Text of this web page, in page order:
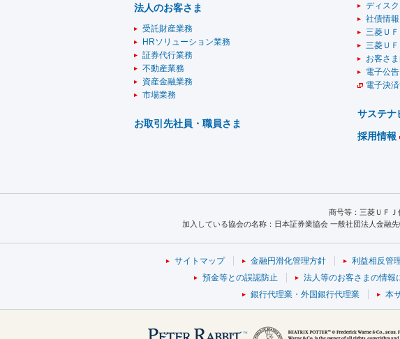
法人のお客さま
受託財産業務
HRソリューション業務
証券代行業務
不動産業務
資産金融業務
市場業務
お取引先社員・職員さま
ディス
社債情報
三菱Ｕ
三菱Ｕ
お客さ
電子公告
電子決
サステナ
採用情報
商号等：三菱ＵＦ
加入している協会の名称：日本証券業協会 一般社団法人金融
サイトマップ 金融円滑化管理方針 利益相反管
預金等との誤認防止
法人等のお客さまの情報
銀行代理業・外国銀行代理業
本